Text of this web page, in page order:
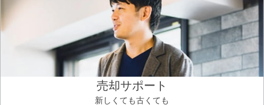
売却サポート
新しくても古くても